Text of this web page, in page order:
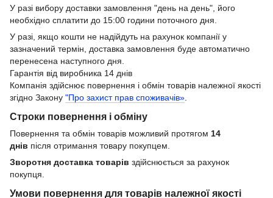
У разі вибору доставки замовлення "день на день", його
необхідно сплатити до 15:00 години поточного дня.
У разі, якщо кошти не надійдуть на рахунок компанії у
зазначений термін, доставка замовлення буде автоматично
перенесена наступного дня.
Гарантія від виробника 14 днів
Компанія здійснює повернення і обмін товарів належної якості
згідно Закону "Про захист прав споживачів»
Строки повернення і обміну
Повернення та обмін товарів можливий протягом 14
днів після отримання товару покупцем.
Зворотня доставка товарів здійснюється за рахунок
покупця.
Умови повернення для товарів належної якості